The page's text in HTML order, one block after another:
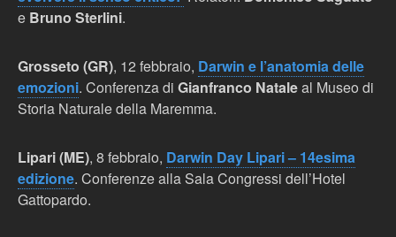
e Bruno Sterlini.
Grosseto (GR), 12 febbraio, Darwin e l’anatomia delle
emozioni. Conferenza di Gianfranco Nataleal Museo di
Storia Naturale della Maremma.
Lipari (ME), 8 febbraio, Darwin Day Lipari – 14esima
edizione. Conferenze alla Sala Congressi dell’Hotel
Gattopardo.